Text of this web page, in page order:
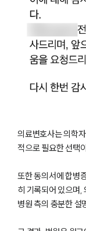
의료변호사는 의학
적으로 필요한 선택
또한 동의서에 합병
히 기록되어 있으며,
병원 측의 충분한 설